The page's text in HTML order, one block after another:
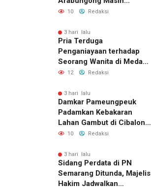
Menunggu Bantuan
10 Redaksi
3 hari lalu
Pria Terduga
Penganiayaan terhadap
Seorang Wanita di Medan
Ditangkap Polisi
12 Redaksi
3 hari lalu
Damkar Pameungpeuk
Padamkan Kebakaran
Lahan Gambut di Cibalong,
Permukiman Warga
10 Redaksi
3 hari lalu
Sidang Perdata di PN
Semarang Ditunda, Majelis
Hakim Jadwalkan